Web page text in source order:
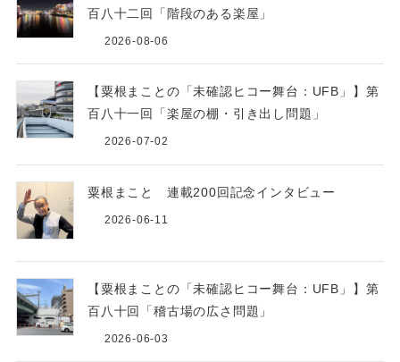
百八十二回「階段のある楽屋」
2026-08-06
【粟根まことの「未確認ヒコー舞台：UFB」】第
百八十一回「楽屋の棚・引き出し問題」
2026-07-02
粟根まこと 連載200回記念インタビュー
2026-06-11
【粟根まことの「未確認ヒコー舞台：UFB」】第
百八十回「稽古場の広さ問題」
2026-06-03